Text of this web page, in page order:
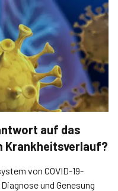
auf das
Krankheitsverlauf?
von COVID-19-
und Genesung